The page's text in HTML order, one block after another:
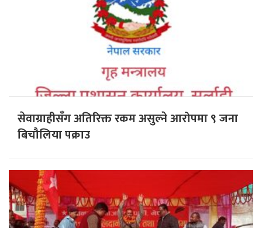
सेवाग्राहीसँग अतिरिक्त रकम असुल्ने आरोपमा ९ जना
बिचौलिया पक्राउ